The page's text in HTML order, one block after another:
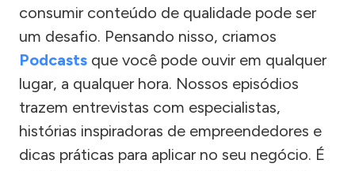
consumir conteúdo de qualidade pode ser
um desafio. Pensando nisso, criamos
Podcasts que você pode ouvir em qualquer
lugar, a qualquer hora. Nossos episódios
trazem entrevistas com especialistas,
histórias inspiradoras de empreendedores e
dicas práticas para aplicar no seu negócio. É